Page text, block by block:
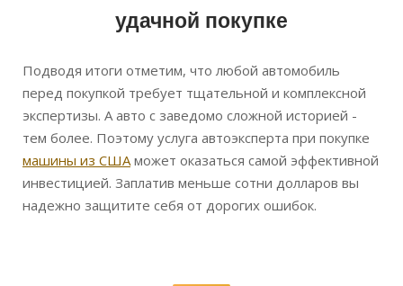
удачной покупке
Подводя итоги отметим, что любой автомобиль
перед покупкой требует тщательной и комплексной
экспертизы. А авто с заведомо сложной историей -
тем более. Поэтому услуга автоэксперта при покупке
машины из США может оказаться самой эффективной
инвестицией. Заплатив меньше сотни долларов вы
надежно защитите себя от дорогих ошибок.